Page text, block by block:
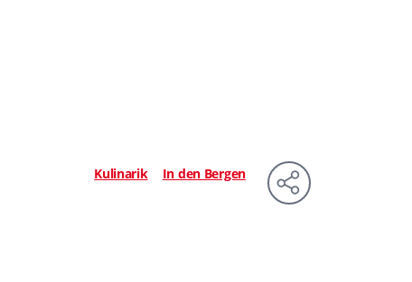
Kulinarik In den Bergen